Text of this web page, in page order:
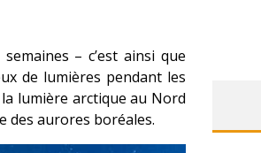
– c’est ainsi que
de lumières pendant les
lumière arctique au Nord
des aurores boréales.